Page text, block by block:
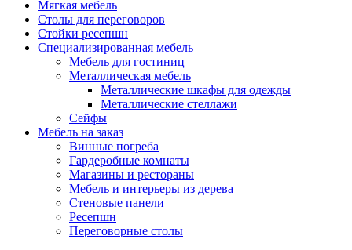
Мягкая мебель
Столы для переговоров
Стойки ресепшн
Специализированная мебель
Мебель для гостиниц
Металлическая мебель
Металлические шкафы для одежды
Металлические стеллажи
Сейфы
Мебель на заказ
Винные погреба
Гардеробные комнаты
Магазины и рестораны
Мебель и интерьеры из дерева
Стеновые панели
Ресепшн
Переговорные столы